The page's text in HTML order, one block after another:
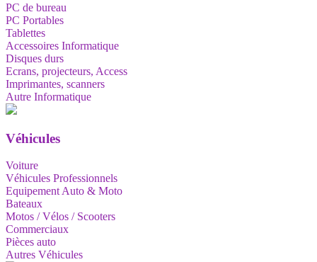
PC de bureau
PC Portables
Tablettes
Accessoires Informatique
Disques durs
Ecrans, projecteurs, Access
Imprimantes, scanners
Autre Informatique
Véhicules
Voiture
Véhicules Professionnels
Equipement Auto & Moto
Bateaux
Motos / Vélos / Scooters
Commerciaux
Pièces auto
Autres Véhicules